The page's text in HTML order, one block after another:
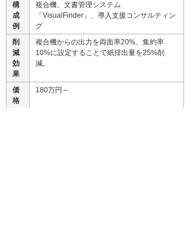
構
成
例
複合機、文書管理システム
「VisualFinder」、導入支援コンサルティン
グ
削
減
効
果
複合機からの出力を両面率20%、集約率
10%に設定することで紙排出量を25%削
減。
価
格
180万円～